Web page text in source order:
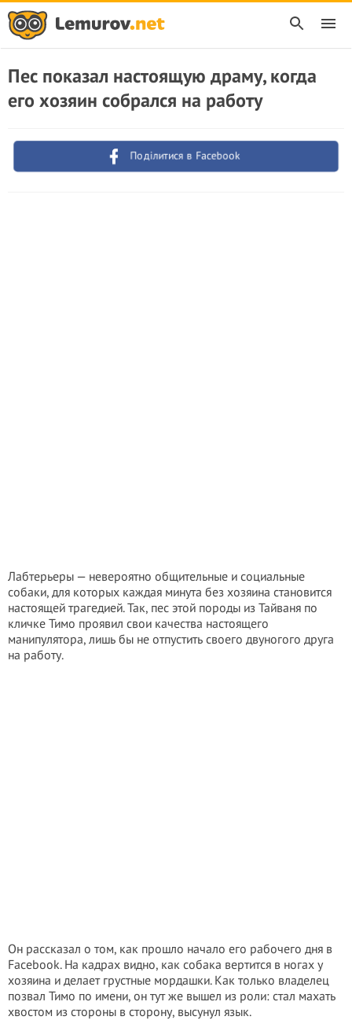
Пес показал настоящую драму, когда
его хозяин собрался на работу
Поділитися в Facebook
Лабтерьеры — невероятно общительные и социальные
собаки, для которых каждая минута без хозяина становится
настоящей трагедией. Так, пес этой породы из Тайваня по
кличке Тимо проявил свои качества настоящего
манипулятора, лишь бы не отпустить своего двуногого друга
на работу.
Он рассказал о том, как прошло начало его рабочего дня в
Facebook. На кадрах видно, как собака вертится в ногах у
хозяина и делает грустные мордашки. Как только владелец
позвал Тимо по имени, он тут же вышел из роли: стал махать
хвостом из стороны в сторону, высунул язык.